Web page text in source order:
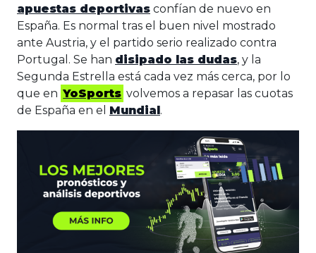
apuestas deportivas confían de nuevo en
España. Es normal tras el buen nivel mostrado
ante Austria, y el partido serio realizado contra
Portugal. Se han disipado las dudas, y la
Segunda Estrella está cada vez más cerca, por lo
que en YoSports volvemos a repasar las cuotas
de España en el Mundial .